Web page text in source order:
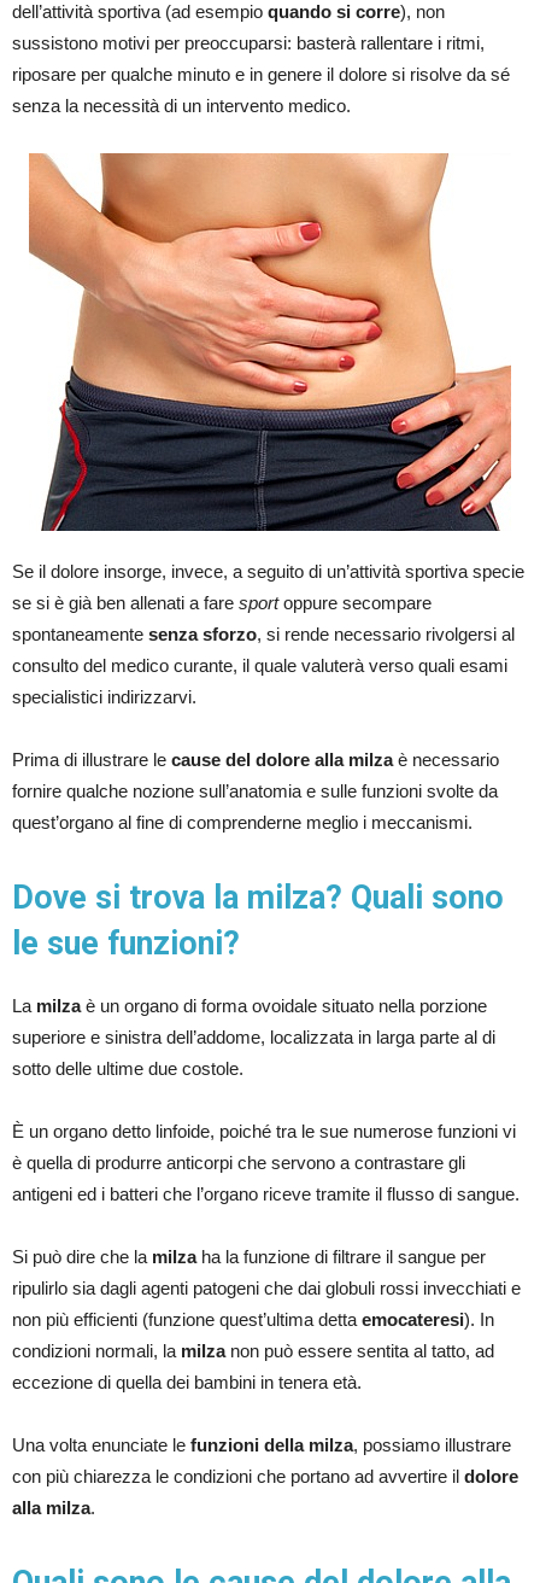
dell’attività sportiva (ad esempio quando si corre), non
sussistono motivi per preoccuparsi: basterà rallentare i ritmi,
riposare per qualche minuto e in genere il dolore si risolve da sé
senza la necessità di un intervento medico.
Se il dolore insorge, invece, a seguito di un’attività sportiva specie
se si è già ben allenati a fare sportoppure secompare
spontaneamente senza sforzo, si rende necessario rivolgersi al
consulto del medico curante, il quale valuterà verso quali esami
specialistici indirizzarvi.
Prima di illustrare le cause del dolore alla milzaè necessario
fornire qualche nozione sull’anatomia e sulle funzioni svolte da
quest’organo al fine di comprenderne meglio i meccanismi.
Dove si trova la milza? Quali sono
le sue funzioni?
La milzaè un organo di forma ovoidale situato nella porzione
superiore e sinistra dell’addome, localizzata in larga parte al di
sotto delle ultime due costole.
È un organo detto linfoide, poiché tra le sue numerose funzioni vi
è quella di produrre anticorpi che servono a contrastare gli
antigeni ed i batteri che l’organo riceve tramite il flusso di sangue.
Si può dire che la milzaha la funzione di filtrare il sangue per
ripulirlo sia dagli agenti patogeni che dai globuli rossi invecchiati e
non più efficienti (funzione quest’ultima detta emocateresi). In
condizioni normali, la milzanon può essere sentita al tatto, ad
eccezione di quella dei bambini in tenera età.
Una volta enunciate le funzioni della milza, possiamo illustrare
con più chiarezza le condizioni che portano ad avvertire il dolore
alla milza.